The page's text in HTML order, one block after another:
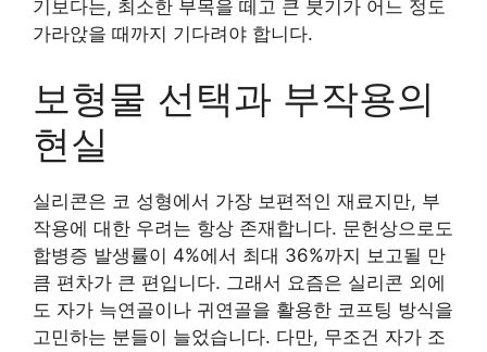
기보다는, 최소한 부목을 떼고 큰 붓기가 어느 정도
가라앉을 때까지 기다려야 합니다.
보형물 선택과 부작용의
현실
실리콘은 코 성형에서 가장 보편적인 재료지만, 부
작용에 대한 우려는 항상 존재합니다. 문헌상으로도
합병증 발생률이 4%에서 최대 36%까지 보고될 만
큼 편차가 큰 편입니다. 그래서 요즘은 실리콘 외에
도 자가 늑연골이나 귀연골을 활용한 코프팅 방식을
고민하는 분들이 늘었습니다. 다만, 무조건 자가 조